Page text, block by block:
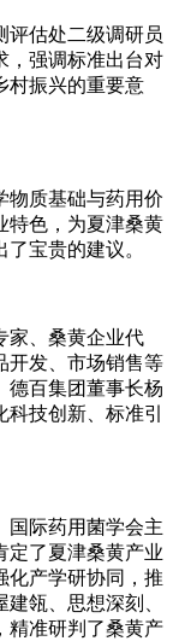
估处二级调研员
，强调标准出台对
村振兴的重要意
质基础与药用价
特色，为夏津桑黄
宝贵的建议。
、桑黄企业代
开发、市场销售等
德百集团董事长杨
技创新、标准引
际药用菌学会主
定了夏津桑黄产业
化产学研协同，推
瓴、思想深刻、
精准研判了桑黄产